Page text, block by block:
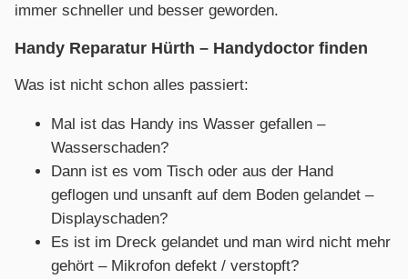
immer schneller und besser geworden.
Handy Reparatur Hürth – Handydoctor finden
Was ist nicht schon alles passiert:
Mal ist das Handy ins Wasser gefallen –
Wasserschaden?
Dann ist es vom Tisch oder aus der Hand
geflogen und unsanft auf dem Boden gelandet –
Displayschaden?
Es ist im Dreck gelandet und man wird nicht mehr
gehört – Mikrofon defekt / verstopft?